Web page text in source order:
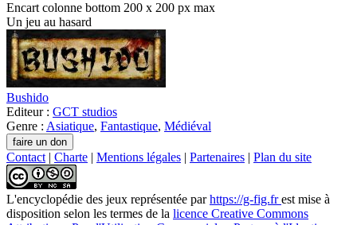
Encart colonne bottom 200 x 200 px max
Un jeu au hasard
Bushido
Editeur : GCT studios
Genre : Asiatique, Fantastique, Médiéval
Contact | Charte | Mentions légales | Partenaires | Plan du site
L'encyclopédie des jeux représentée parhttps://g-fig.frest mise à
disposition selon les termes de la licence Creative Commons